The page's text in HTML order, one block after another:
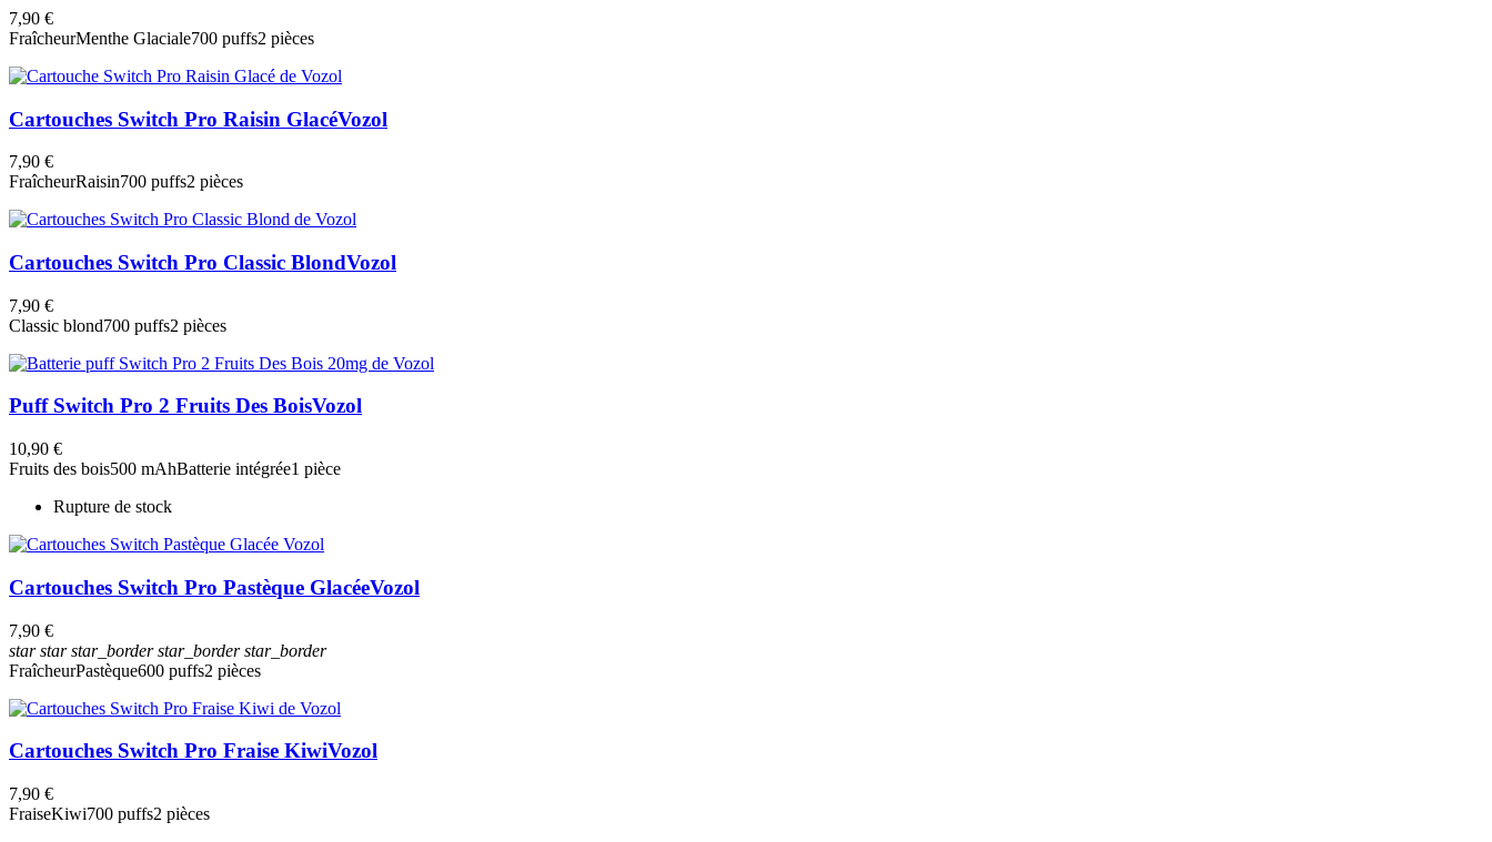
7,90 €
FraîcheurMenthe Glaciale700 puffs2 pièces
Cartouches Switch Pro Raisin GlacéVozol
7,90 €
FraîcheurRaisin700 puffs2 pièces
Cartouches Switch Pro Classic BlondVozol
7,90 €
Classic blond700 puffs2 pièces
Puff Switch Pro 2 Fruits Des BoisVozol
10,90 €
Fruits des bois500 mAhBatterie intégrée1 pièce
Rupture de stock
Cartouches Switch Pro Pastèque GlacéeVozol
7,90 €
starstarstar_borderstar_borderstar_border
FraîcheurPastèque600 puffs2 pièces
Cartouches Switch Pro Fraise KiwiVozol
7,90 €
FraiseKiwi700 puffs2 pièces